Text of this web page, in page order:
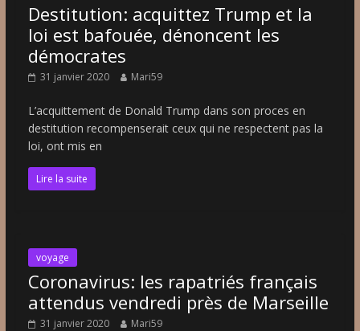
Destitution: acquittez Trump et la
loi est bafouée, dénoncent les
démocrates
31 janvier 2020 Mari59
L’acquittement de Donald Trump dans son proces en
destitution recompenserait ceux qui ne respectent pas la
loi, ont mis en
Lire la suite
voyage
Coronavirus: les rapatriés français
attendus vendredi près de Marseille
31 janvier 2020 Mari59